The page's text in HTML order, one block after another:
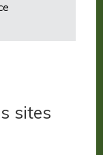
sites